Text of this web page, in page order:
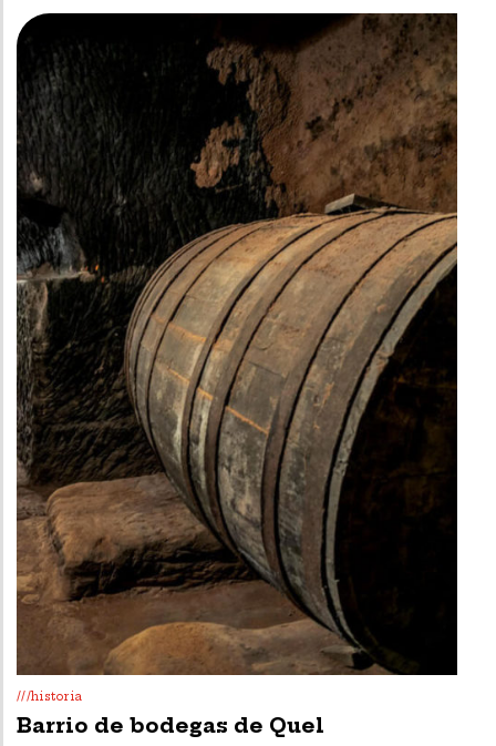
///historia
Barrio de bodegas de Quel